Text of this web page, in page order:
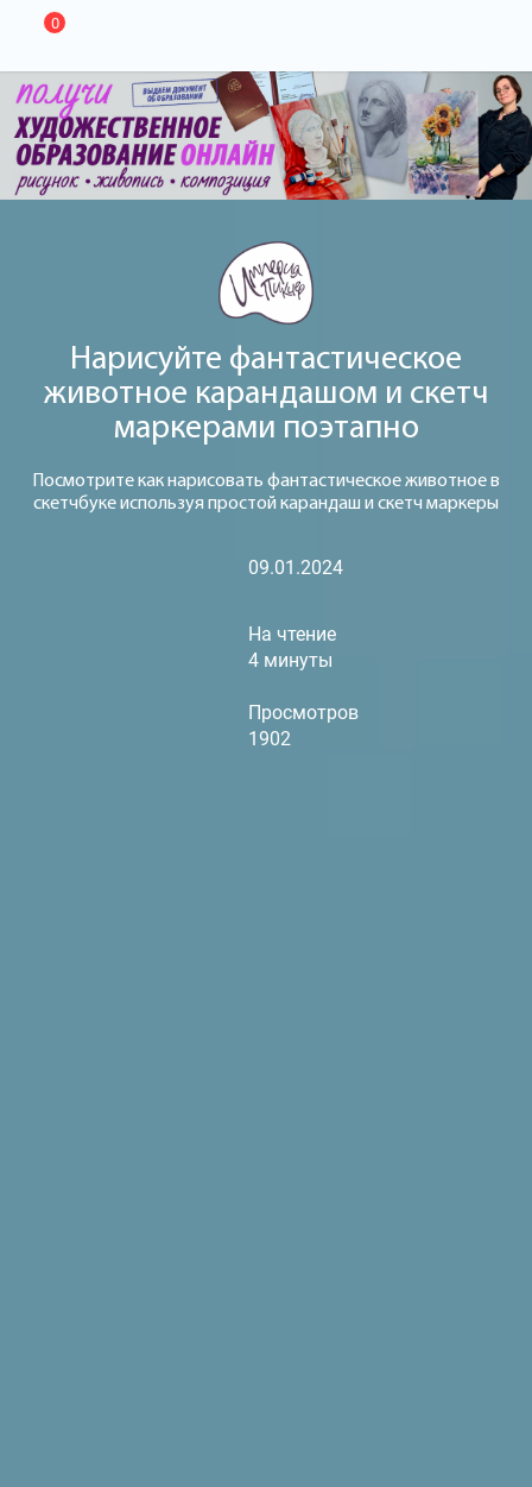
0
Нарисуйте фантастическое
животное карандашом и скетч
маркерами поэтапно
Посмотрите как нарисовать фантастическое животное в
скетчбуке используя простой карандаш и скетч маркеры
09.01.2024
На чтение
4 минуты
Просмотров
1902